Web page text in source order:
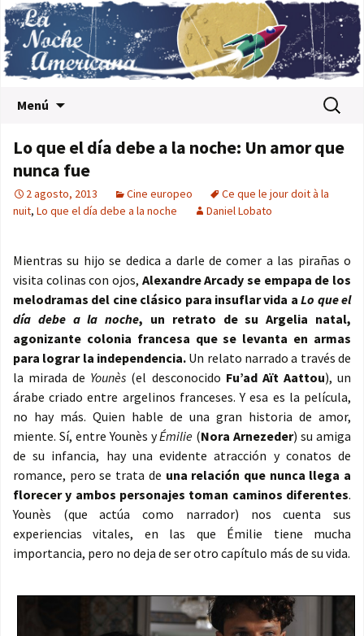
Menú Buscar:
Lo que el día debe a la noche: Un amor que
nunca fue
2 agosto, 2013 Cine europeo
Ce que le jour doit à la
nuit, Lo que el día debe a la noche Daniel Lobato
Mientras su hijo se dedica a darle de comer a las pirañas o
visita colinas con ojos, Alexandre Arcady se empapa de los
melodramas del cine clásico para insuflar vida aLo que el
día debe a la noche, un retrato de su Argelia natal,
agonizante colonia francesa que se levanta en armas
para lograr la independencia. Un relato narrado a través de
la mirada de Younès (el desconocido Fu’ad Aït Aattou), un
árabe criado entre argelinos franceses. Y esa es la película,
no hay más. Quien hable de una gran historia de amor,
miente. Sí, entre Younès yÉmilie (Nora Arnezeder) su amiga
de su infancia, hay una evidente atracción y conatos de
romance, pero se trata de una relación que nunca llega a
florecer y ambos personajes toman caminos diferentes.
Younès (que actúa como narrador) nos cuenta sus
experiencias vitales, en las que Émilie tiene mucha
importancia, pero no deja de ser otro capítulo más de su vida.